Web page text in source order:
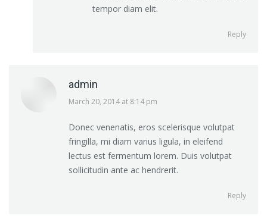
tempor diam elit.
Reply
admin
says:
March 20, 2014 at 8:14 pm
Donec venenatis, eros scelerisque volutpat
fringilla, mi diam varius ligula, in eleifend
lectus est fermentum lorem. Duis volutpat
sollicitudin ante ac hendrerit.
Reply